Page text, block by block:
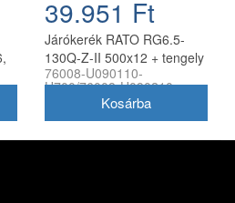
39.951 Ft
Járókerék RATO RG6.5-
130Q-Z-II 500x12 + tengely
készlet (pár)
76008-U090110-
H700/76008-U090210-